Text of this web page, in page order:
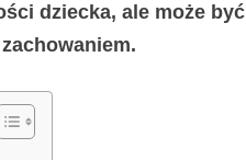
dziecka, ale może być